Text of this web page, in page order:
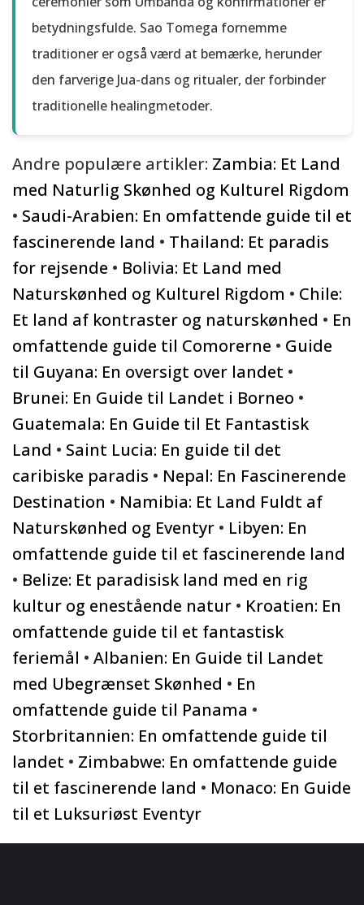
betydningsfulde. Sao Tomega fornemme
traditioner er også værd at bemærke, herunder
den farverige Jua-dans og ritualer, der forbinder
traditionelle healingmetoder.
Andre populære artikler: Zambia: Et Land
med Naturlig Skønhed og Kulturel Rigdom
• Saudi-Arabien: En omfattende guide til et
fascinerende land • Thailand: Et paradis
for rejsende • Bolivia: Et Land med
Naturskønhed og Kulturel Rigdom • Chile:
Et land af kontraster og naturskønhed • En
omfattende guide til Comorerne • Guide
til Guyana: En oversigt over landet •
Brunei: En Guide til Landet i Borneo •
Guatemala: En Guide til Et Fantastisk
Land • Saint Lucia: En guide til det
caribiske paradis • Nepal: En Fascinerende
Destination • Namibia: Et Land Fuldt af
Naturskønhed og Eventyr • Libyen: En
omfattende guide til et fascinerende land
• Belize: Et paradisisk land med en rig
kultur og enestående natur • Kroatien: En
omfattende guide til et fantastisk
feriemål • Albanien: En Guide til Landet
med Ubegrænset Skønhed • En
omfattende guide til Panama •
Storbritannien: En omfattende guide til
landet • Zimbabwe: En omfattende guide
til et fascinerende land • Monaco: En Guide
til et Luksuriøst Eventyr